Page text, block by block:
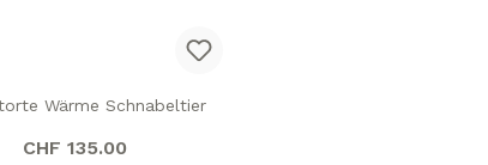
Wärme Schnabeltier
Regulärer Preis:
CHF 135.00